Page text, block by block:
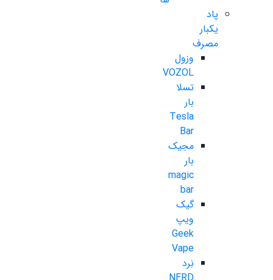
پاد
یکبار
مصرف
وزول
VOZOL
تسلا
بار
Tesla
Bar
مجیک
بار
magic
bar
گیک
ویپ
Geek
Vape
نِرد